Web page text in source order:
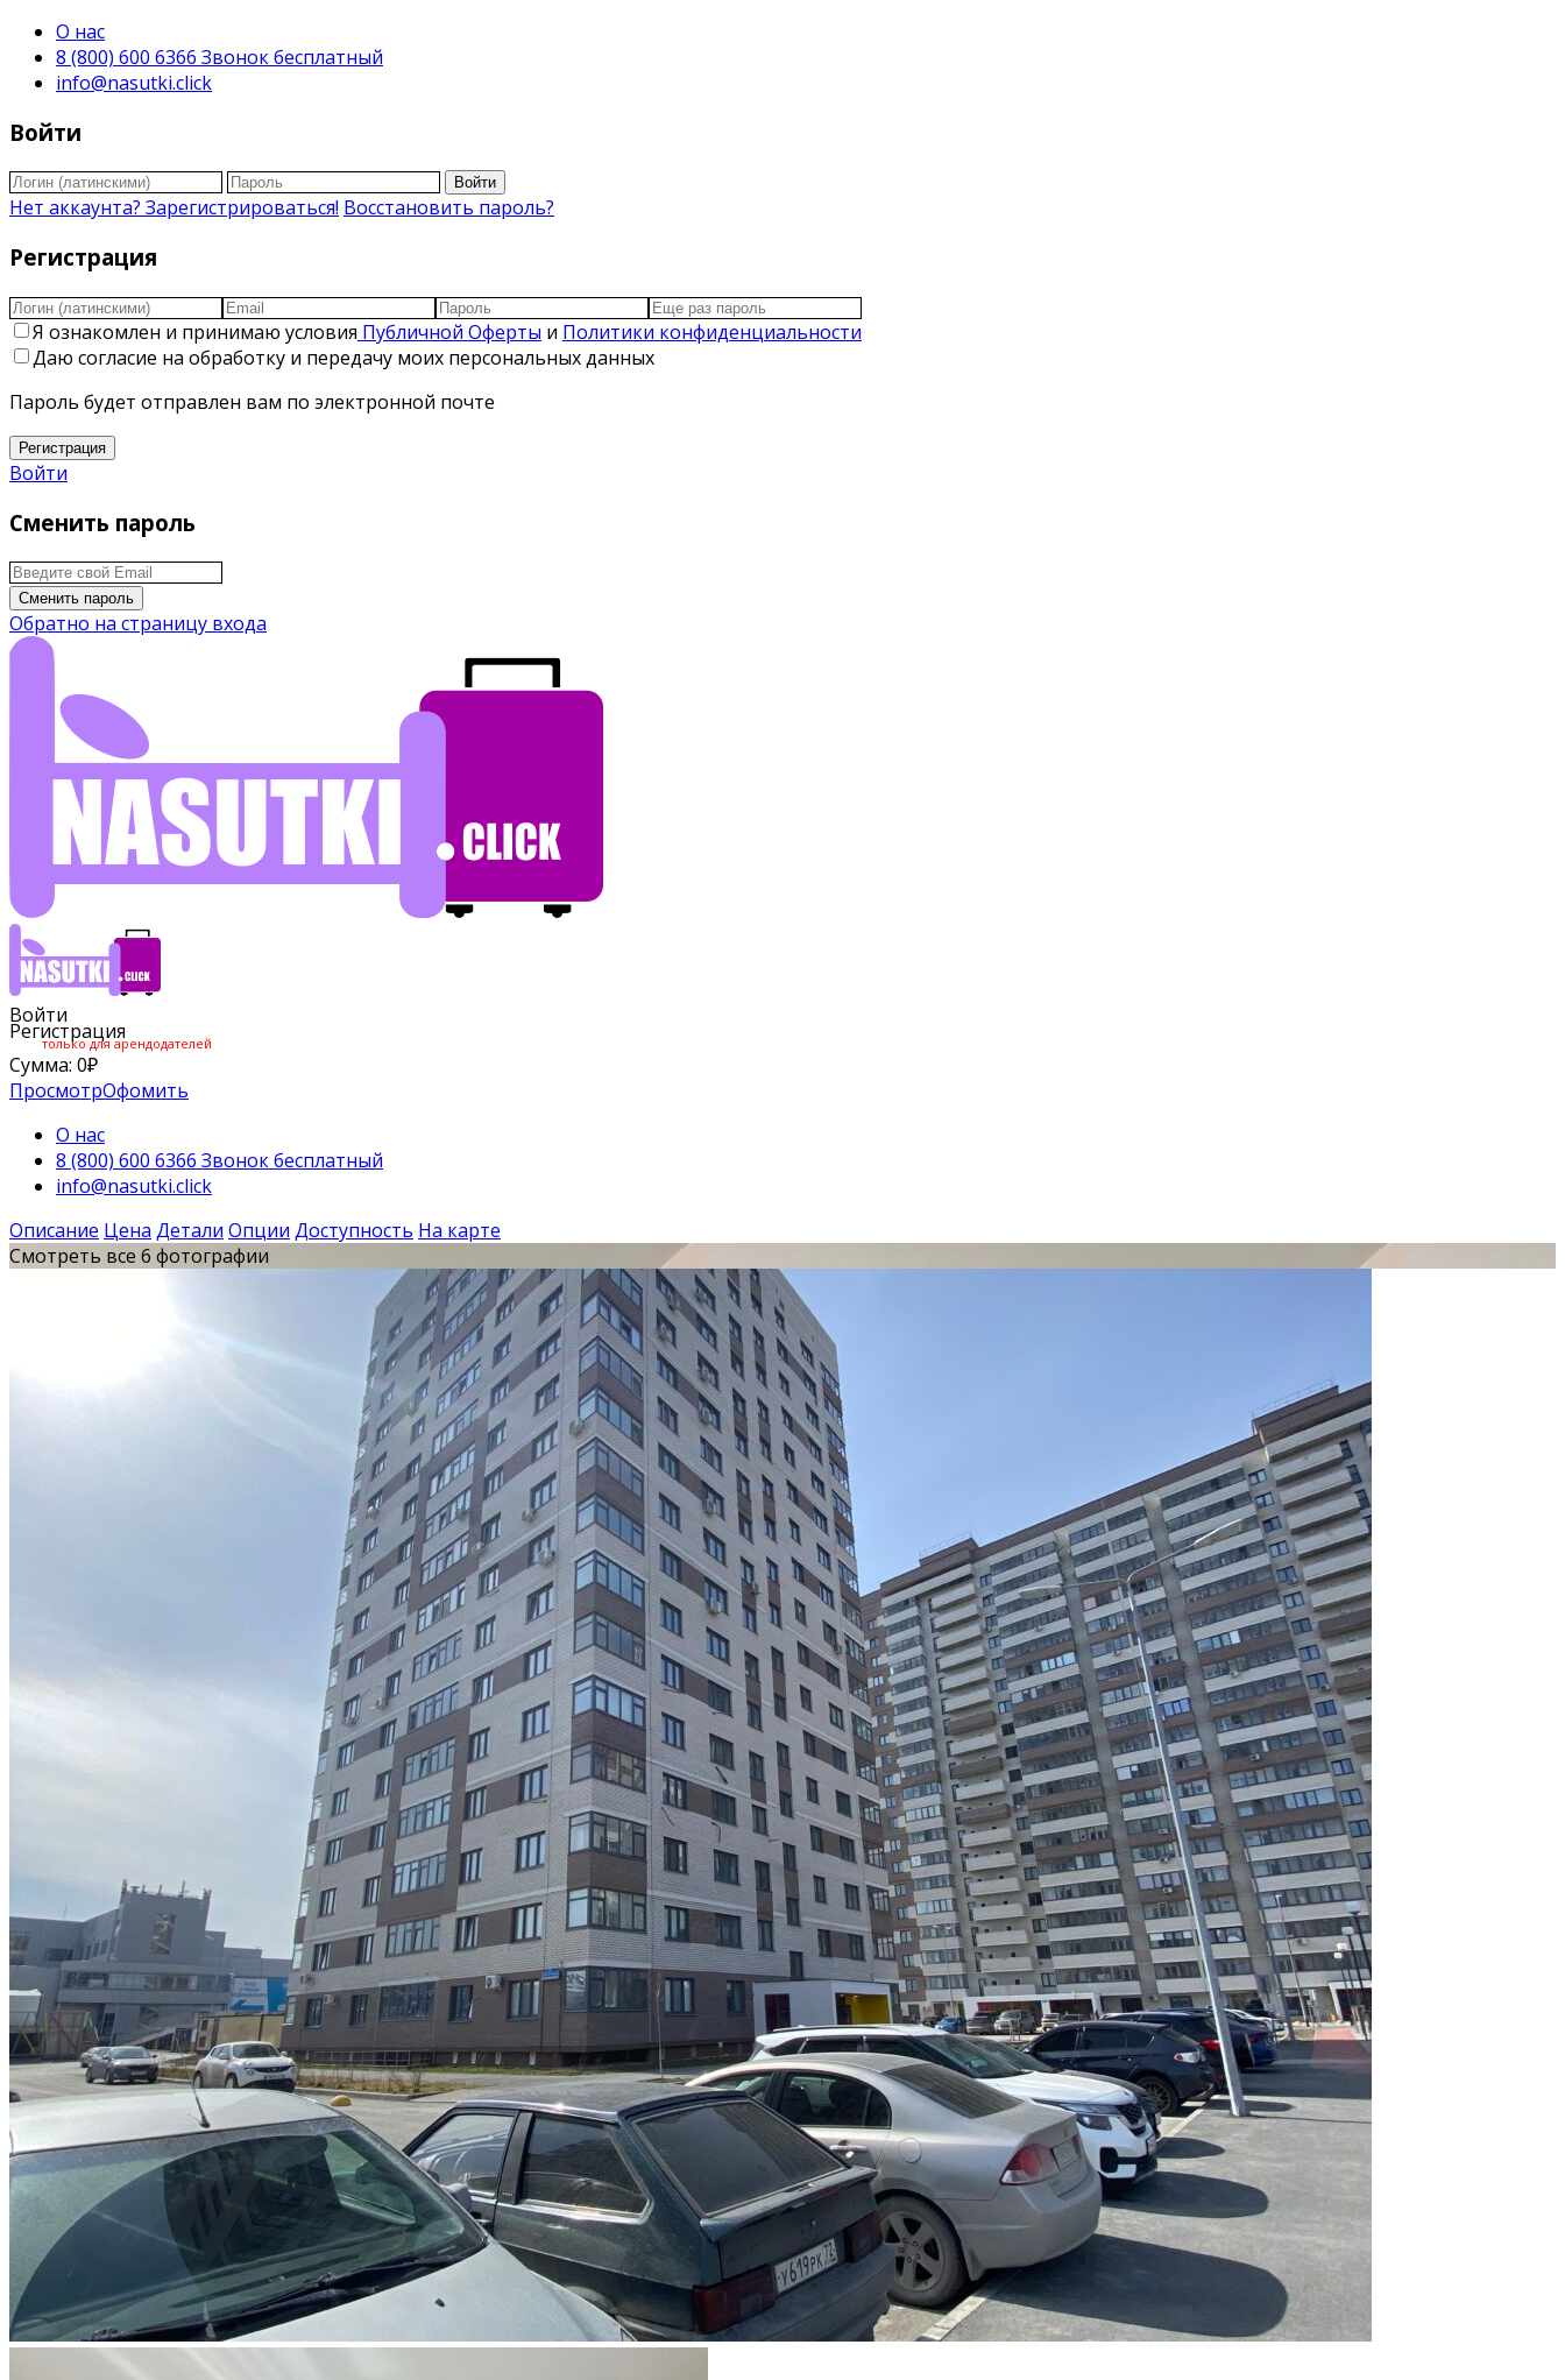
О нас
8 (800) 600 6366 Звонок бесплатный
info@nasutki.click
Войти
Войти
Нет аккаунта? Зарегистрироваться! Восстановить пароль?
Регистрация
Я ознакомлен и принимаю условия Публичной Оферты и Политики конфиденциальности
Даю согласие на обработку и передачу моих персональных данных
Пароль будет отправлен вам по электронной почте
Регистрация
Войти
Сменить пароль
Сменить пароль
Обратно на страницу входа
Войти
Регистрация
только для арендодателей
Сумма: 0₽
ПросмотрОфомить
О нас
8 (800) 600 6366 Звонок бесплатный
info@nasutki.click
Описание Цена Детали Опции Доступность На карте
Смотреть все 6 фотографии